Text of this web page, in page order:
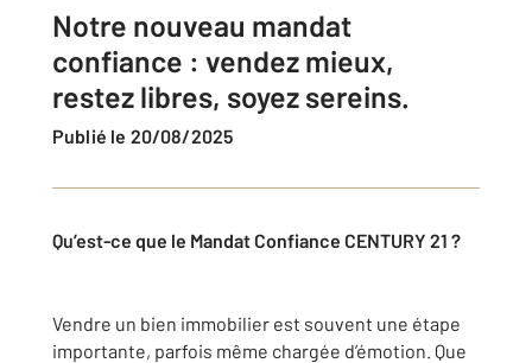
Notre nouveau mandat
confiance : vendez mieux,
restez libres, soyez sereins.
Publié le 20/08/2025
Qu’est-ce que le Mandat Confiance CENTURY 21 ?
Vendre un bien immobilier est souvent une étape
importante, parfois même chargée d’émotion. Que